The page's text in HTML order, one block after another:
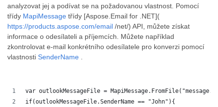
analyzovat jej a podívat se na požadovanou vlastnost. Pomocí
třídy MapiMessage třídy [Aspose.Email for .NET](
https://products.aspose.com/email /net/) API, můžete získat
informace o odesílateli a příjemcích. Můžete například
zkontrolovat e-mail konkrétního odesílatele pro konverzi pomocí
vlastnosti SenderName
var outlookMessageFile =
if(outlookMessageFile.SenderName == "John"){